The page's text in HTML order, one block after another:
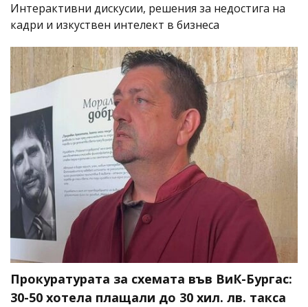
Интерактивни дискусии, решения за недостига на
кадри и изкуствен интелект в бизнеса
Прокуратурата за схемата във ВиК-Бургас:
30-50 хотела плащали до 30 хил. лв. такса